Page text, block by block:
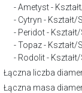
Ametyst -
Cytryn - Kształt/
Peridot - Kształt/
Topaz - Kształt/
Rodolit -
Łączna liczba
Łączna masa